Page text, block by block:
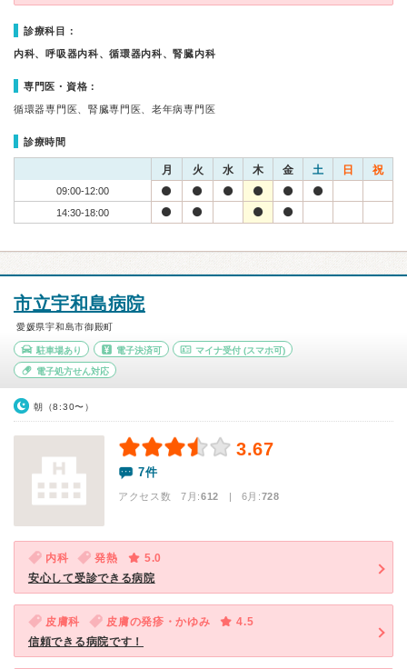
診療科目：
内科、呼吸器内科、循環器内科、腎臓内科
専門医・資格：
循環器専門医、腎臓専門医、老年病専門医
診療時間
月 火 水 木 金 土 日 祝
09:00-12:00
14:30-18:00
市立宇和島病院
愛媛県宇和島市御殿町
駐車場あり 電子決済可 マイナ受付 (スマホ可)
電子処方せん対応
朝（8:30〜）
3.67
7件
アクセス数 7月:612 | 6月:728
内科 発熱
5.0
安心して受診できる病院
皮膚科 皮膚の発疹・かゆみ
4.5
信頼できる病院です！